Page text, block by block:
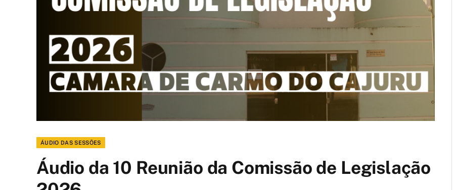
ÁUDIO DAS SESSÕES
Áudio da 10 Reunião da Comissão de Legislação